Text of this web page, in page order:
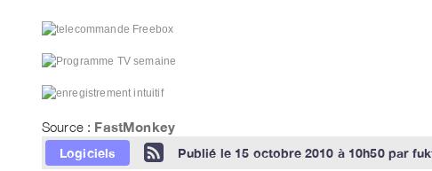
Source : FastMonkey
Logiciels Publié le 15 octobre 2010 à 10h50 par